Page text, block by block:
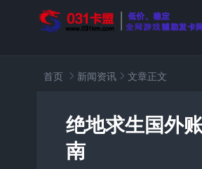
首页 新闻资讯 文章正文
绝地求生国外
南